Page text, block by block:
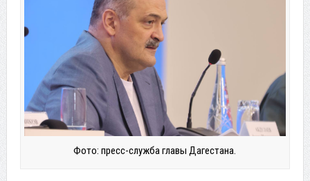
Фото: пресс-служба главы Дагестана.